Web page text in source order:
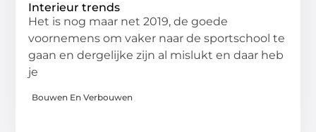
Interieur trends
Het is nog maar net 2019, de goede
voornemens om vaker naar de sportschool te
gaan en dergelijke zijn al mislukt en daar heb
je
Bouwen En Verbouwen